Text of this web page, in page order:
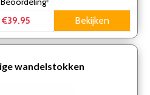
*
€39.95 Bekijken
wandelstokken